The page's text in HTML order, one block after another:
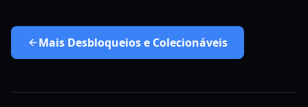
Mais Desbloqueios e Colecionáveis